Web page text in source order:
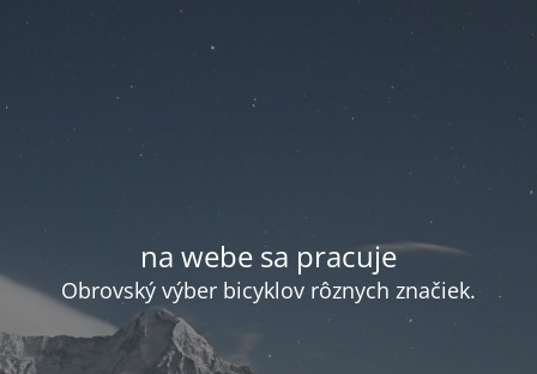
na webe sa pracuje
Obrovský výber bicyklov rôznych značiek.